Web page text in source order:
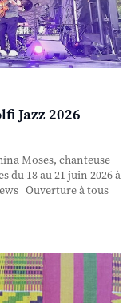
Jazz 2026
Moses, chanteuse
du 18 au 21 juin 2026 à
Ouverture à tous